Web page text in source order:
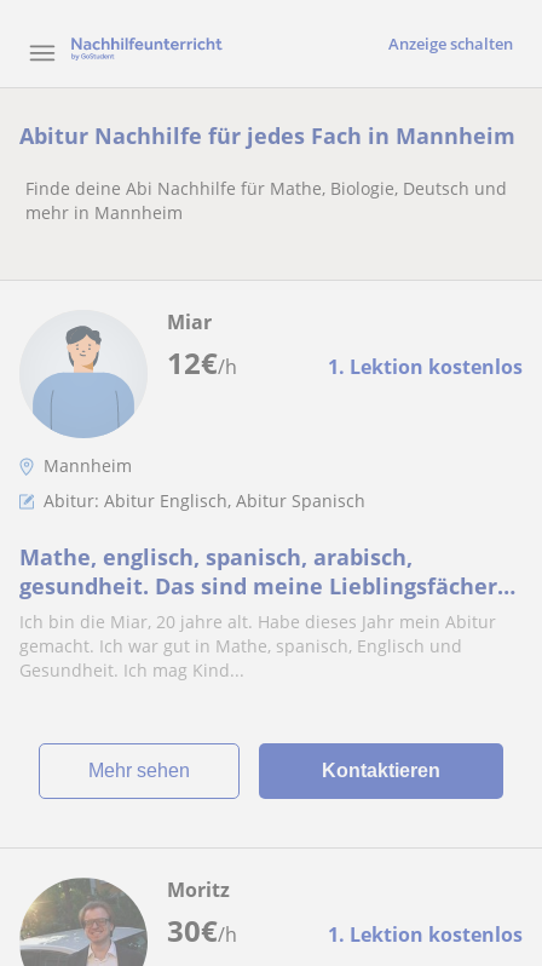
Anzeige schalten
Abitur Nachhilfe für jedes Fach in Mannheim
Finde deine Abi Nachhilfe für Mathe, Biologie, Deutsch und
mehr in Mannheim
12€/h 1. Lektion kostenlos
Miar
Mannheim
Abitur: Abitur Englisch, Abitur Spanisch
Mathe, englisch, spanisch, arabisch,
gesundheit. Das sind meine Lieblingsfächer
gewesen(habe dieses Jahr mein abi gemacht)
Ich bin die Miar, 20 jahre alt. Habe dieses Jahr mein Abitur
gemacht. Ich war gut in Mathe, spanisch, Englisch und
Gesundheit. Ich mag Kind...
Mehr sehen Kontaktieren
30€/h 1. Lektion kostenlos
Moritz